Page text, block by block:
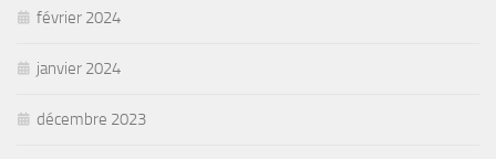
février 2024
janvier 2024
décembre 2023